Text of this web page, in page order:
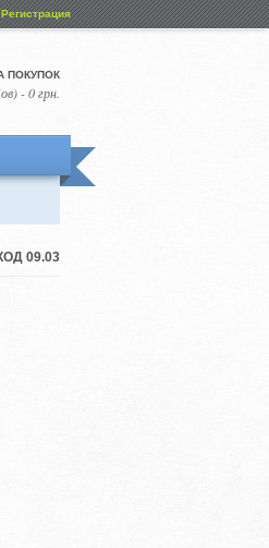
Регистрация
ПОКУПОК
- 0 грн.
09.03